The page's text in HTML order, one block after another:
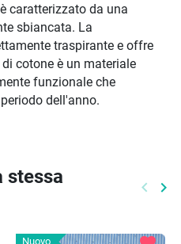
caratterizzato da una
sbiancata. La
traspirante e offre
cotone è un materiale
funzionale che
dell'anno.
stessa
keyboard_arrow_left keyboard_arrow_right
Nuovo